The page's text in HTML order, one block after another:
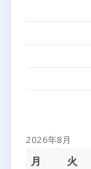
2026年8月
月 火